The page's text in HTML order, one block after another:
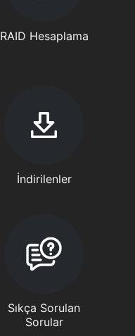
RAID Hesaplama
İndirilenler
Sıkça Sorulan
Sorular